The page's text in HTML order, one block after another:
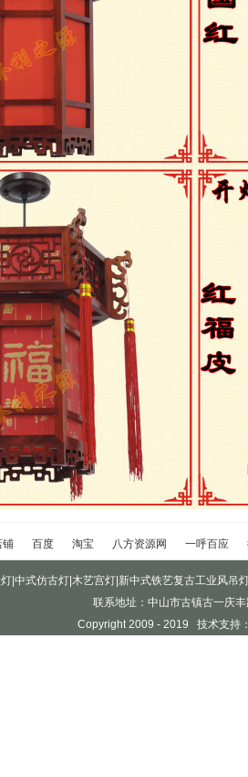
铺 百度 淘宝 八方资源网 一呼百应
|中式仿古灯|木艺宫灯|新中式铁艺复古工业风
联系地址：中山市古镇古一庆
Copyright 2009 - 2019 技术支持